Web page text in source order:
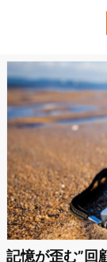
所に付着すると10
イルスが細胞に到
記憶が歪む”回